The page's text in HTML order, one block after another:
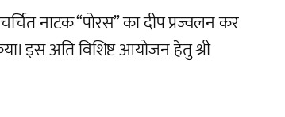
नाटक “पोरस” का दीप प्रज्वलन कर
इस अति विशिष्ट आयोजन हेतु श्री